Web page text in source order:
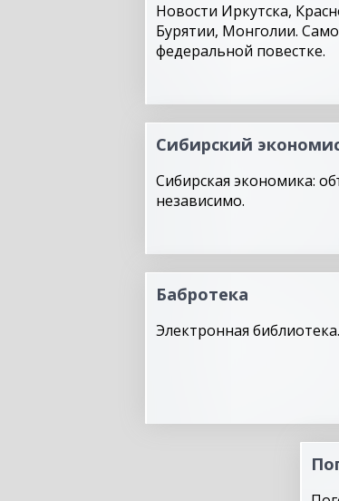
Новости Иркутска,
Бурятии, Монголии.
федеральной повестке.
Сибирский
Сибирская экономика:
независимо.
Бабротека
Электронная библиотека.